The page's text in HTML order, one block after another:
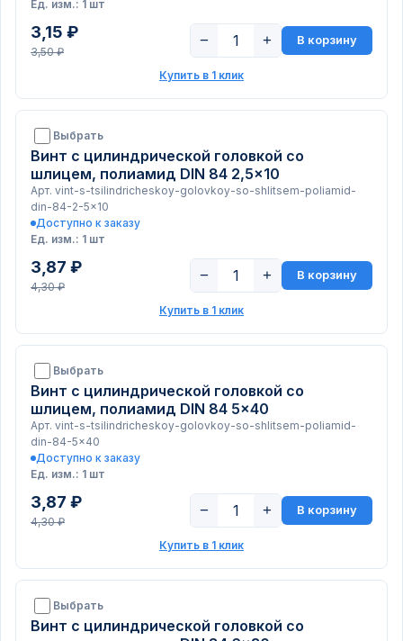
Ед. изм.: 1 шт
3,15 ₽
3,50 ₽
− + В корзину
Купить в 1 клик
Выбрать
Винт с цилиндрической головкой со
шлицем, полиамид DIN 84 2,5x10
Арт. vint-s-tsilindricheskoy-golovkoy-so-shlitsem-poliamid-
din-84-2-5x10
Доступно к заказу
Ед. изм.: 1 шт
3,87 ₽
4,30 ₽
− + В корзину
Купить в 1 клик
Выбрать
Винт с цилиндрической головкой со
шлицем, полиамид DIN 84 5x40
Арт. vint-s-tsilindricheskoy-golovkoy-so-shlitsem-poliamid-
din-84-5x40
Доступно к заказу
Ед. изм.: 1 шт
3,87 ₽
4,30 ₽
− + В корзину
Купить в 1 клик
Выбрать
Винт с цилиндрической головкой со